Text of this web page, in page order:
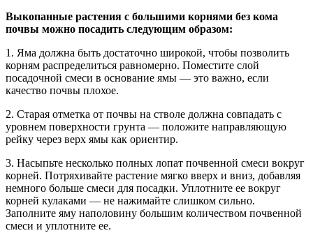
Выкопанные растения с большими корнями без кома
почвы можно посадить следующим образом:
1. Яма должна быть достаточно широкой, чтобы позволить
корням распределиться равномерно. Поместите слой
посадочной смеси в основание ямы — это важно, если
качество почвы плохое.
2. Старая отметка от почвы на стволе должна совпадать с
уровнем поверхности грунта — положите направляющую
рейку через верх ямы как ориентир.
3. Насыпьте несколько полных лопат почвенной смеси вокруг
корней. Потряхивайте растение мягко вверх и вниз, добавляя
немного больше смеси для посадки. Уплотните ее вокруг
корней кулаками — не нажимайте слишком сильно.
Заполните яму наполовину большим количеством почвенной
смеси и уплотните ее.